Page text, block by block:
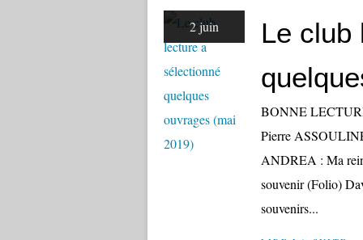
2 juin
Le club
BONNE
Pierre
ANDREA : Ma
souvenir (Folio)
souvenirs...